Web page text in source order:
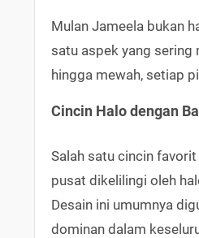
Mulan Jameela bukan
satu aspek yang sering
hingga mewah, setiap
Cincin Halo dengan
Salah satu cincin
pusat dikelilingi oleh
Desain ini umumnya
dominan dalam